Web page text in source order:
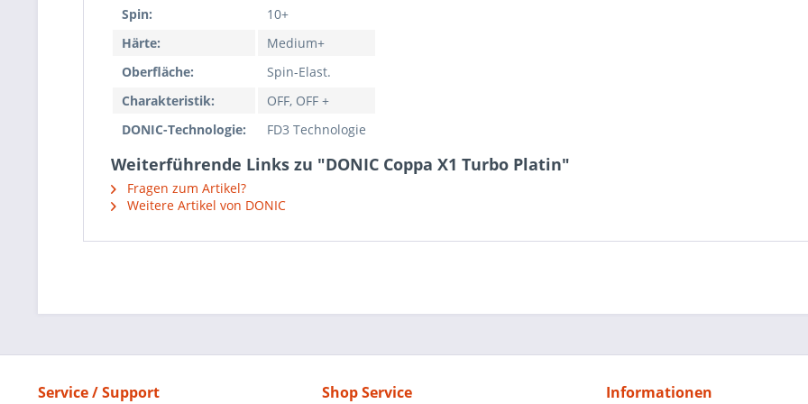
Spin:
10+
Härte:
Medium+
Oberfläche:
Spin-Elast.
Charakteristik:
OFF, OFF +
DONIC-Technologie:
FD3 Technologie
Weiterführende Links zu "DONIC Coppa X1 Turbo Platin"
Fragen zum Artikel?
Weitere Artikel von DONIC
Service / Support Shop Service Informationen